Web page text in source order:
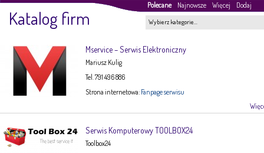
Polecane Najnowsze Więcej Dodaj
Katalog firm Wybierz kategorie…
Mservice – Serwis Elektroniczny
Mariusz Kulig
Tel. 791 496 886
Strona internetowa: Fanpage serwisu
Serwis Komputerowy TOOLBOX24
Toolbox24